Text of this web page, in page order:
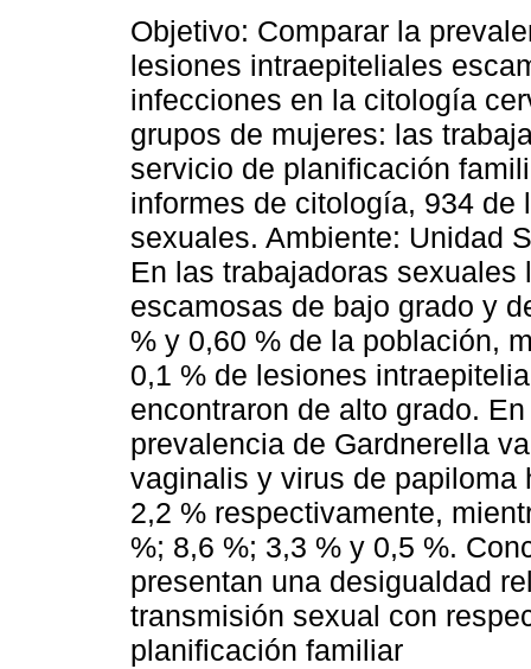
Objetivo: Comparar la
lesiones intraepiteliales
infecciones en la citología
grupos de mujeres: las
servicio de planificación
informes de citología, 934 de
sexuales. Ambiente: Unidad
En las trabajadoras
escamosas de bajo grado y
% y 0,60 % de la población,
0,1 % de lesiones
encontraron de alto grado.
prevalencia de Gardnerella
vaginalis y virus de papiloma
2,2 % respectivamente,
%; 8,6 %; 3,3 % y 0,5 %.
presentan una desigualdad
transmisión sexual con
planificación familiar